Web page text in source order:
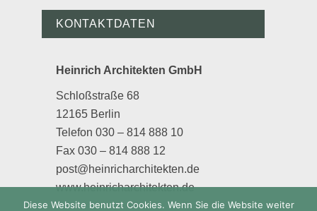
KONTAKTDATEN
Heinrich Architekten GmbH
Schloßstraße 68
12165 Berlin
Telefon 030 – 814 888 10
Fax 030 – 814 888 12
post@heinricharchitekten.de
www.heinricharchitekten.de
Diese Website benutzt Cookies. Wenn Sie die Website weiter